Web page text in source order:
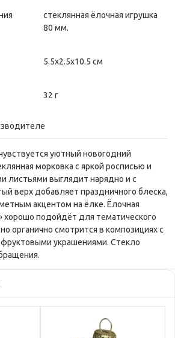
стеклянная ёлочная игрушка
80 мм.
5.5x2.5x10.5 см
32 г
уютный новогодний
морковка с яркой росписью и
листьями выглядит нарядно и с
верх добавляет праздничного блеска,
акцентом на ёлке. Ёлочная
хорошо подойдёт для тематического
органично смотрится в композициях с
украшениями. Стекло